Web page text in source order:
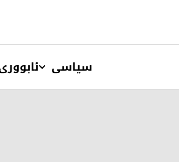
سیاسی